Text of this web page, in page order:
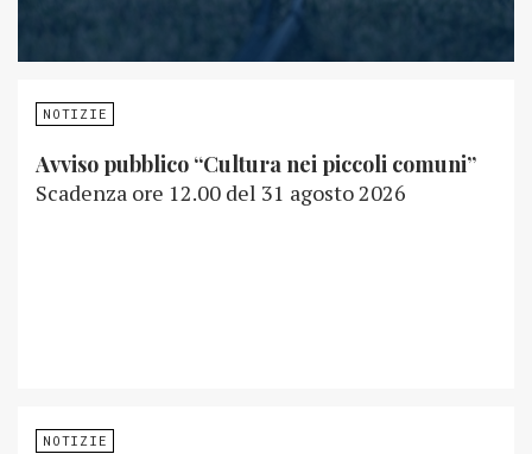
NOTIZIE
Avviso pubblico “Cultura nei piccoli comuni”
Scadenza ore 12.00 del 31 agosto 2026
NOTIZIE